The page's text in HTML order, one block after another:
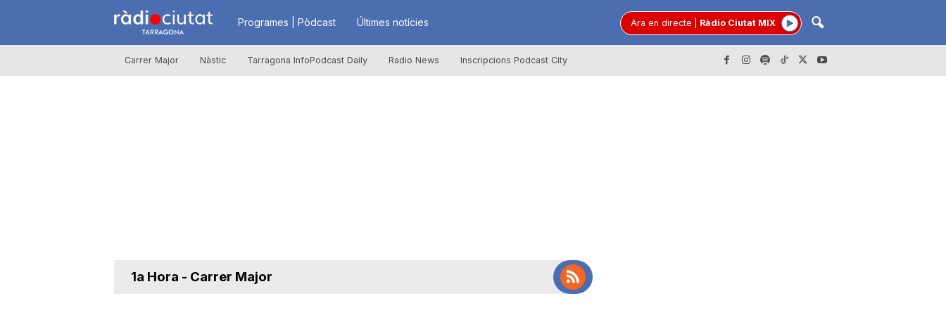
R
à
Programes | Pòdcast Últimes notícies Ara en directe Ràdio Ciutat MIX
Carrer Major Nàstic Tarragona InfoPodcast Daily Radio News Inscripcions Podcast City
1a Hora - Carrer Major